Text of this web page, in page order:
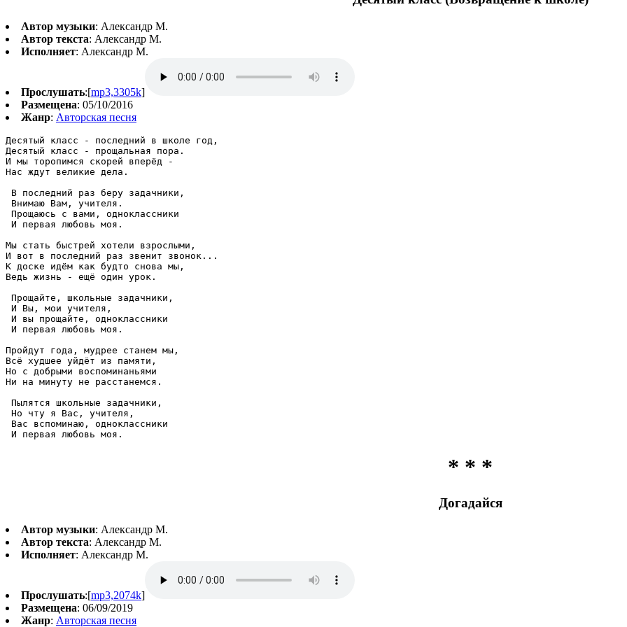
Автор музыки: Александр М.
Автор текста: Александр М.
Исполняет: Александр М.
Прослушать:[mp3,3305k]
Размещена: 05/10/2016
Жанр: Авторская песня
Десятый класс - последний в школе год,
Десятый класс - прощальная пора.
И мы торопимся скорей вперёд -
Нас ждут великие дела.
В последний раз беру задачники,
Внимаю Вам, учителя.
Прощаюсь с вами, одноклассники
И первая любовь моя.
Мы стать быстрей хотели взрослыми,
И вот в последний раз звенит звонок...
К доске идём как будто снова мы,
Ведь жизнь - ещё один урок.
Прощайте, школьные задачники,
И Вы, мои учителя,
И вы прощайте, одноклассники
И первая любовь моя.
Пройдут года, мудрее станем мы,
Всё худшее уйдёт из памяти,
Но с добрыми воспоминаньями
Ни на минуту не расстанемся.
Пылятся школьные задачники,
Но чту я Вас, учителя,
Вас вспоминаю, одноклассники
* * *
Догадайся
Автор музыки: Александр М.
Автор текста: Александр М.
Исполняет: Александр М.
Прослушать:[mp3,2074k]
Размещена: 06/09/2019
Жанр: Авторская песня